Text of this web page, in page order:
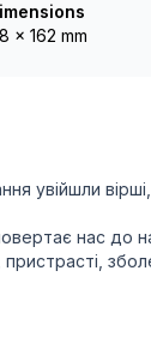
x 162 mm
увійшли
нас до
пристрасті,